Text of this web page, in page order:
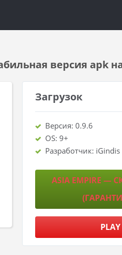
версия apk
Загрузок
Версия: 0.9.6
OS: 9+
Разработчик: iGindis
ASIA EMPIRE